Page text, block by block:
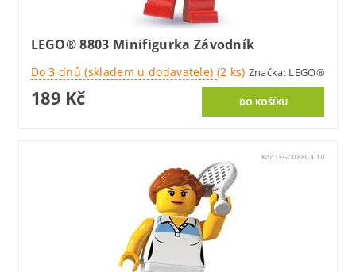
LEGO® 8803 Minifigurka Závodník
Do 3 dnů (skladem u dodavatele) (2 ks) Značka: LEGO®
189 Kč
Kód:LEGO08803-10